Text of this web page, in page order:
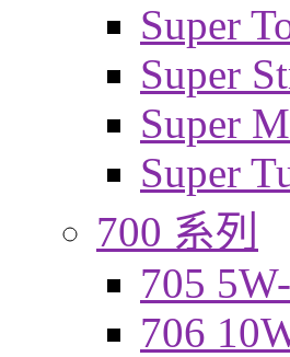
Super
Super
Super
Super
700 系列
705
706